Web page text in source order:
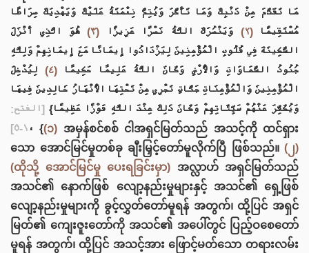
مَا تَقَدَّمَ مِنْ ذَنْبِكَ وَمَا تَأَخَّرَ وَيُتِمَّ نِعْمَتَهُ عَلَيْكَ وَيَهْدِيَكَ صِرَاطًا
مُسْتَقِيمًا(٢) وَيَنْصُرَكَ اللَّهُ نَصْرًا عَزِيزًا (٣)
هُوَ الَّذِي أَنْزَلَ
السَّكِينَةَ فِي قُلُوبِ الْمُؤْمِنِينَ لِيَزْدَادُوا إِيمَانًا مَعَ إِيمَانِهِمْ وَلِلَّهِ
جُنُودُ السَّمَاوَاتِ وَالْأَرْضِ وَكَانَ اللَّهُ عَلِيمًا حَكِيمًا (٤)
لِيُدْخِلَ
الْمُؤْمِنِينَ وَالْمُؤْمِنَاتِ جَنَّاتٍ تَجْرِي مِنْ تَحْتِهَا الْأَنْهَارُ خَالِدِينَ فِيهَا
وَيُكَفِّرَ عَنْهُمْ سَيِّئَاتِهِمْ وَكَانَ ذَلِكَ عِنْدَ اللَّهِ فَوْزًا عَظِيمًا} [الفتح:
١-٥] ، {(၁) အမှန်စင်စစ် ငါအရှင်မြတ်သည် အသင့်ကို ထင်ရှား
သော အောင်မြင်မှုတစ်ခု ချီးမြှင့်တော်မူလိုက်ပြီ ဖြစ်သည်။ (၂)
(ထိုသို့ အောင်မြင်မှု ပေးရခြင်းမှာ) အလ္လာဟ် အရှင်မြတ်သည်
အသင်၏ နောက်ဖြစ် လျော့နည်းမှုများနှင့် အသင်၏ ရှေ့ဖြစ်
လျော့နည်းမှုများကို ခွင့်လွှတ်တော်မူရန် အတွက်၊ ထို့ပြင် အရှင်
မြတ်၏ ကျေးဇူးတော်ကို အသင်၏ အပေါ်တွင် ပြည့်ဝစေတော်
မူရန် အတွက်၊ ထို့ပြင် အသင့်အား ဖြောင့်မတ်သော တရားလမ်း